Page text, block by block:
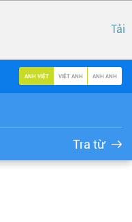
Tải
ANH VIỆT VIỆT ANH ANH ANH
Tra từ